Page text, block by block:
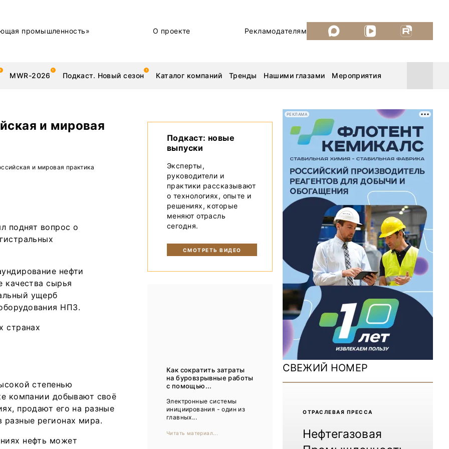
промышленность» О проекте Рекламодателям
MWR-2026 Подкаст. Новый сезон Каталог компаний Тренды Нашими глазами Мероприятия
Техника и технологии
Нашими глазами | Репортажи с предприятий
Тренды
Мероприятия
Уголь России и Майнинг 2026
MiningWorld Russia 2026
ДП Подкаст. Новый сезон
Рудник 2025
MiningWorld Russia 2025
Уголь России и Майнинг 2025
Рудник 2024 | Обзор выставки
В помощь шахтёру 2024
Уголь России и Майнинг 2024
Mining World Russia 2024
ВСЕ СПЕЦПРОЕКТЫ
и мировая
и мировая практика
поднят вопрос о
нефти
качества сырья
ущерб
НПЗ.
странах
степенью
компании добывают своё
продают его на разные
регионах мира.
нефть может
Подкаст: новые
выпуски
Эксперты,
руководители и
практики рассказывают
о технологиях, опыте и
решениях, которые
меняют отрасль
сегодня.
СМОТРЕТЬ ВИДЕО
Как сократить затраты
на буровзрывные работы
с помощью...
Электронные системы
инициирования - один из
главных...
Читать материал...
РЕКЛАМА
СВЕЖИЙ НОМЕР
ОТРАCЛЕВАЯ ПРЕССА
Нефтегазовая